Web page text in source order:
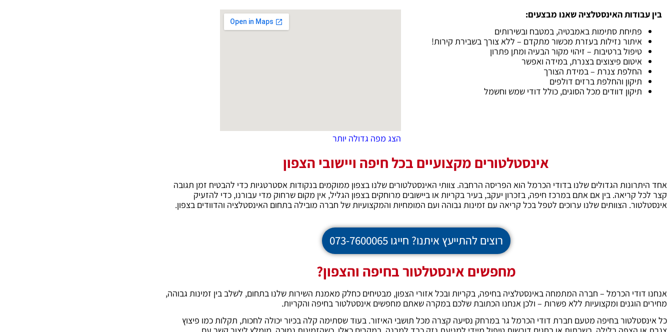
בין עבודות האינסטלציה שאנו מבצעים:
פתיחת סתימות באמבטיה, במטבח ובשירותים
איתור נזילות בעזרת מכשור מתקדם – ללא צורך בשבירת קירות!
טיפול ברטיבות – זיהוי מקור הבעיה ומתן פתרון
איטום פיצוצים בצנרת, במידה ואפשר
החלפת צנרת – במידת הצורך
תיקון והחלפת ברזים דולפים
תיקון דוודים מכל הסוגים, כולל דודי שמש וחשמל
הצג מפה גדולה יותר
אינסטלטורים מקצועיים בכל חיפה ויישובי הצפון
אחד היתרונות הגדולים שלנו בדודי הכרמל הוא הפריסה הרחבה. צוותי האינסטלטורים שלנו בצפון ממוקמים בנקודות אסטרטגיות כדי להבטיח זמן תגובה
קצר לכל קריאה. בין אם אתם במרכז חיפה, בזכרון יעקב, בעיר בקריות או ביישובים מרוחקים בצפון הגליל, אין מקום שרחוק מדי עבורנו, כדי להזעיק
אינסטלטור. הצוותים שלנו ערוכים לטפל בכל קריאה עם זמינות גבוהה ועם המומחיות והמקצועיות של חברה מובילה בתחום האינסטלציה והדוודים בצפון.
רוצים להתייעץ איתנו? חייגו 073-7600065
מחפשים אינסטלטור בחיפה והצפון?
אנחנו דודי הכרמל – חברה המתמחה באינסטלציה בחיפה, בקריות ובכל אזורי הצפון, מבטיחים כחלק מאמנת השירות שלנו בתחום, לשלב בין זמינות גבוהה,
מחירים הוגנים ומקצועיות ללא פשרות – ולכן אנחנו הכתובת שלכם במקרה שאתם מחפשים אינסטלטור בחיפה והקריות.
כל אינסטלטור בחיפה מטעם חברת דודי הכרמל גר במרחק נסיעה קצרה מכל תושבי האיזור. בעוד שסתימה קלה בכיור יכולה לחכות, תקלות כמו פיצוץ